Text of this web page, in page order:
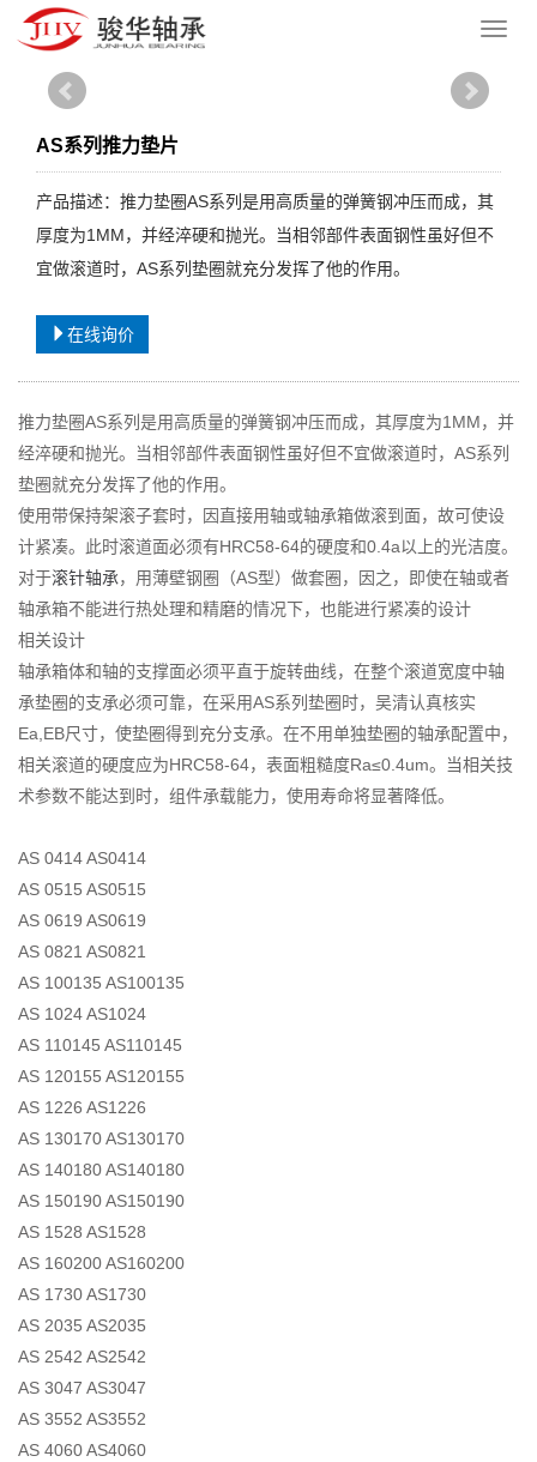
导
您的位置： 网站首页>
AS系列推力垫片
产品描述：推力垫圈AS系列是用高质量的弹簧钢冲压而成，其
厚度为1MM，并经淬硬和抛光。当相邻部件表面钢性虽好但不
宜做滚道时，AS系列垫圈就充分发挥了他的作用。
在线询价
推力垫圈AS系列是用高质量的弹簧钢冲压而成，其厚度为1MM，并
经淬硬和抛光。当相邻部件表面钢性虽好但不宜做滚道时，AS系列
垫圈就充分发挥了他的作用。
使用带保持架滚子套时，因直接用轴或轴承箱做滚到面，故可使设
计紧凑。此时滚道面必须有HRC58-64的硬度和0.4a以上的光洁度。
对于滚针轴承，用薄壁钢圈（AS型）做套圈，因之，即使在轴或者
轴承箱不能进行热处理和精磨的情况下，也能进行紧凑的设计
相关设计
轴承箱体和轴的支撑面必须平直于旋转曲线，在整个滚道宽度中轴
承垫圈的支承必须可靠，在采用AS系列垫圈时，吴清认真核实
Ea,EB尺寸，使垫圈得到充分支承。在不用单独垫圈的轴承配置中，
相关滚道的硬度应为HRC58-64，表面粗糙度Ra≤0.4um。当相关技
术参数不能达到时，组件承载能力，使用寿命将显著降低。
AS 0414 AS0414
AS 0515 AS0515
AS 0619 AS0619
AS 0821 AS0821
AS 100135 AS100135
AS 1024 AS1024
AS 110145 AS110145
AS 120155 AS120155
AS 1226 AS1226
AS 130170 AS130170
AS 140180 AS140180
AS 150190 AS150190
AS 1528 AS1528
AS 160200 AS160200
AS 1730 AS1730
AS 2035 AS2035
AS 2542 AS2542
AS 3047 AS3047
AS 3552 AS3552
AS 4060 AS4060